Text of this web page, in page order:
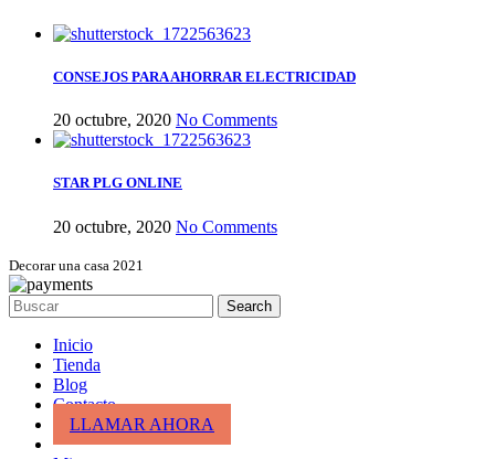
CONSEJOS PARA AHORRAR ELECTRICIDAD
20 octubre, 2020 No Comments
STAR PLG ONLINE
20 octubre, 2020 No Comments
Decorar una casa 2021
Search
Inicio
Tienda
Blog
Contacto
LLAMAR AHORA